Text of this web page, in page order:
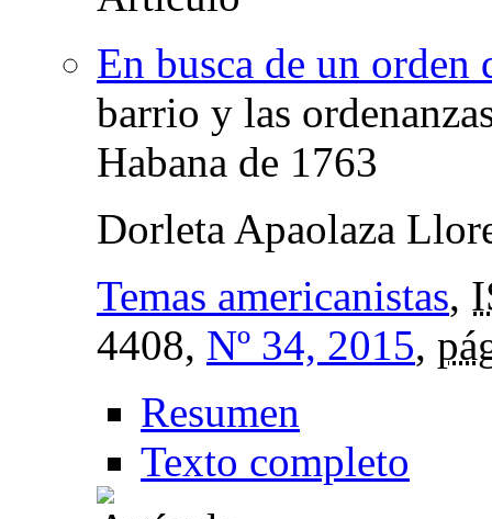
En busca de un orden
barrio y las
Habana de 1763
Dorleta Apaolaza
Temas americanistas,
4408, Nº 34, 2015,
Resumen
Texto completo